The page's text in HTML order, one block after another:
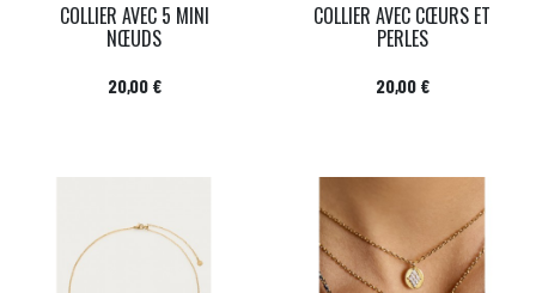
COLLIER AVEC 5 MINI
NŒUDS
Prix
20,00 €
COLLIER AVEC CŒURS ET
PERLES
Prix
20,00 €